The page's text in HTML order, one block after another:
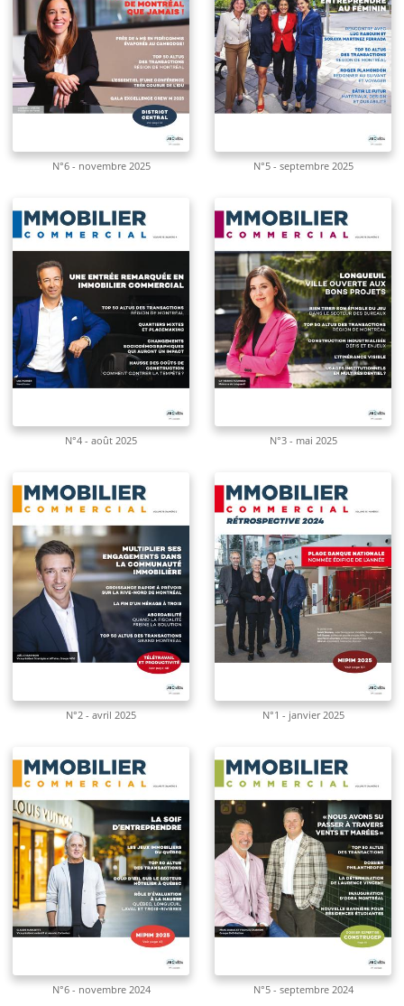
N°6 - novembre 2025 N°5 - septembre 2025
N°4 - août 2025 N°3 - mai 2025
N°2 - avril 2025 N°1 - janvier 2025
N°6 - novembre 2024 N°5 - septembre 2024